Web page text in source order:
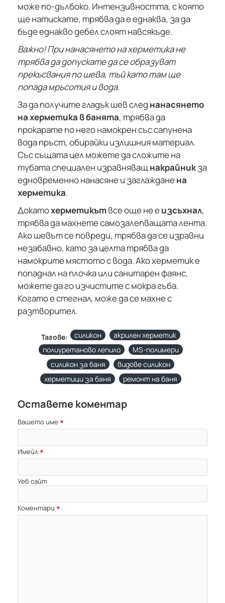
може по-дълбоко. Интензивността, с която
ще натискате, трябва да е еднаква, за да
бъде еднакво дебел слоят навсякъде.
Важно! При нанасянето на херметика не
трябва да допускате да се образуват
прекъсвания по шева, тъй като там ще
попада мръсотия и вода.
За да получите гладък шев след нанасянето
на херметика в банята, трябва да
прокарате по него намокрен със сапунена
вода пръст, обирайки излишния материал.
Със същата цел можете да сложите на
тубата специален изравняващнакрайникза
едновременно нанасяне и заглажданена
херметика.
Докатохерметикътвсе още не еизсъхнал,
трябва да махнете самозалепващата лента.
Ако шевът се повреди, трябва да се изравни
незабавно, като за целта трябва да
намокрите мястото с вода. Ако херметик е
попаднал на плочка или санитарен фаянс,
можете да го изчистите с мокра гъба.
Когато е стегнал, може да се махне с
разтворител.
Тагове: силикон
акрилен херметик
полиуретаново лепило
MS-полимери
силикон за баня
видове силикон
херметици за баня
ремонт на баня
Оставете коментар
Вашето име
Имейл
Уеб сайт
Коментари